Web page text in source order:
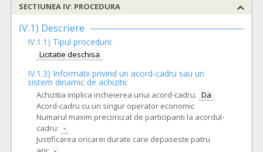
SECTIUNEA IV: PROCEDURA
IV.1) Descriere
IV.1.1) Tipul procedurii:
Licitatie deschisa
IV.1.3) Informatii privind un acord-cadru sau un
sistem dinamic de achizitii:
Achizitia implica incheierea unui acord-cadru: Da
Acord-cadru cu un singur operator economic
Numarul maxim preconizat de participanti la acordul-
cadru: -
Justificarea oricarei durate care depaseste patru